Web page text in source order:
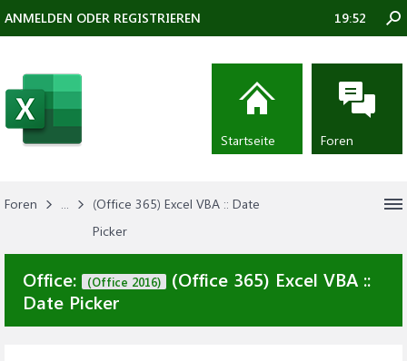
Foren ...
(Office 365) Excel VBA :: Date
Picker
Office: (Office 2016)
(Office 365) Excel VBA ::
Date Picker
ANMELDEN ODER REGISTRIEREN 19:52
Startseite Foren